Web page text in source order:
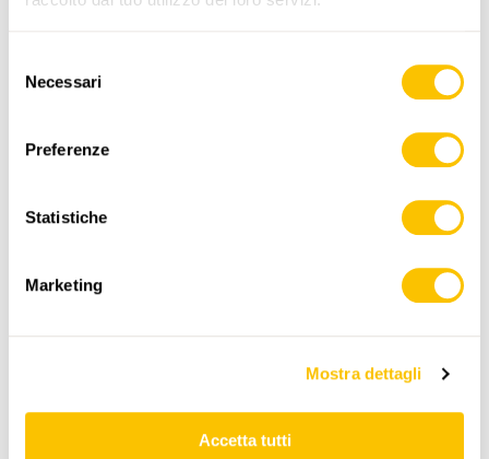
delNecessari
Preferenze
Statistiche
Marketing
Mostra dettagli
Accetta tutti
PERCORSO DELL'ESCURSIONE
swisstopo
www.sentieri-svizzeri.ch